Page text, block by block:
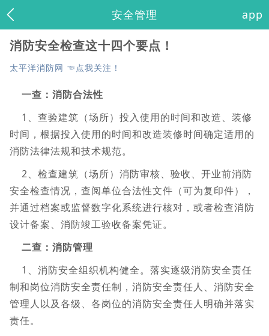
安全管理 app
消防安全检查这十四个要点！
太平洋消防网 ☜点我关注！
一查：消防合法性
1、查验建筑（场所）投入使用的时间和改造、装修
时间，根据投入使用的时间和改造装修时间确定适用的
消防法律法规和技术规范。
2、检查建筑（场所）消防审核、验收、开业前消防
安全检查情况，查阅单位合法性文件（可为复印件），
并通过档案或监督数字化系统进行核对，或者检查消防
设计备案、消防竣工验收备案凭证。
二查：消防管理
1、消防安全组织机构健全。落实逐级消防安全责任
制和岗位消防安全责任制，消防安全责任人、消防安全
管理人以及各级、各岗位的消防安全责任人明确并落实
责任。